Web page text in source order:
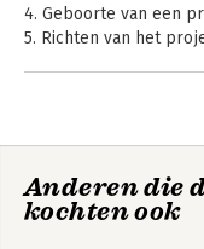
4. Geboorte van een
5. Richten van het
11. Van willen naar
Anderen die
kochten ook